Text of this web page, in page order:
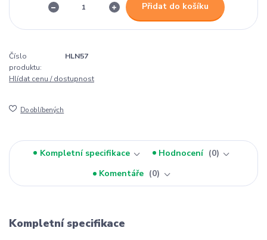
Přidat do košíku
Číslo
produktu:
HLN57
Hlídat cenu / dostupnost
Do oblíbených
Kompletní specifikace Hodnocení
0
Komentáře
0
Kompletní specifikace